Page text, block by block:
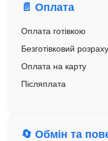
📄 Оплата
Оплата готівкою
Безготівковий
Оплата на карту
Післяплата
🔄 Обмін та